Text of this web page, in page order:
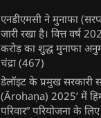
एनडीएमसी ने मुनाफा
जारी रखा है। वित्त वर्ष
करोड़ का शुद्ध मुनाफा
चंद्रा (467)
डेलॉइट के प्रमुख सरकारी
(Ārohaṇa) 2025’ में
परिवार” परियोजना के